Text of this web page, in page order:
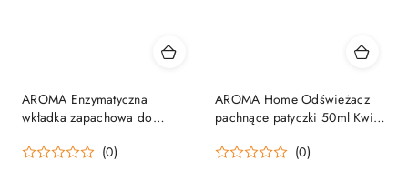
AROMA Enzymatyczna
wkładka zapachowa do
(0)
AROMA Home Odświeżacz
pachnące patyczki 50ml Kwiat
(0)